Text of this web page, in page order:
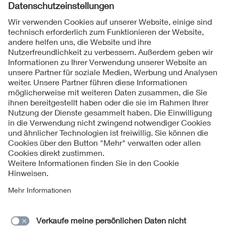
sind und eine hohe Ausbeutung bei diffusem Licht haben.
Da die Führung sehr interessant und erfahrenswert war, wird
diese Führung im nächsten Sommersemester wieder
angeboten.
Folgen Sie uns
Datenschutzinformationen